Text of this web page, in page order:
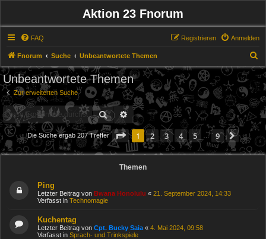
Aktion 23 Fnorum
FAQ Anmelden
Registrieren
Fnorum Suche Unbeantwortete Themen
u
h
e
Unbeantwortete Themen
Zur erweiterten Suche
Suche Erweiterte Suche
Die Suche ergab 207 Treffer Seite1von9
1 2 3 4 5 … 9
Themen
Ping
Letzter Beitrag von Bwana Honolulu « 21. September 2024, 14:33
Verfasst in Technomagie
Kuchentag
Letzter Beitrag von Cpt. Bucky Saia « 4. Mai 2024, 09:58
Verfasst in Sprach- und Trinkspiele